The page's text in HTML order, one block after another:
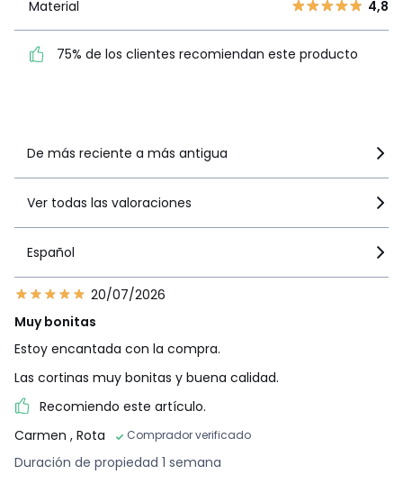
4,8
recomiendan este producto
Material 4,8
75% de los clientes recomiendan este producto
De más reciente a más antigua
Ver todas las valoraciones
Español
20/07/2026
Muy bonitas
Estoy encantada con la compra.
Las cortinas muy bonitas y buena calidad.
Recomiendo este artículo.
Carmen , Rota Comprador verificado
Duración de propiedad 1 semana